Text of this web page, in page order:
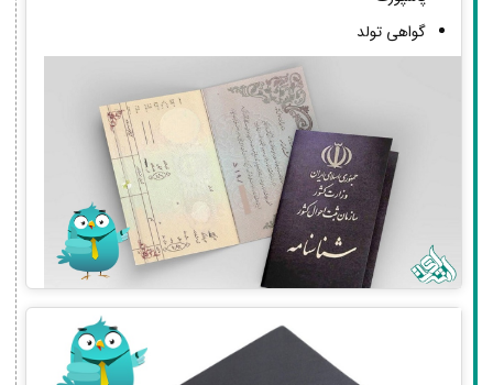
گواهی تولد